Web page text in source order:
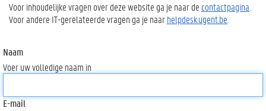
Voor inhoudelijke vragen over deze website ga je naar de contactpagina
Voor andere IT-gerelateerde vragen ga je naarhelpdesk.ugent.be
Naam
Voer uw volledige naam in
E-mail